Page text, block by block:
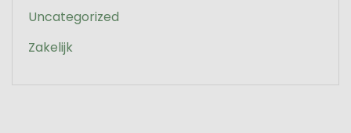
Uncategorized
Zakelijk